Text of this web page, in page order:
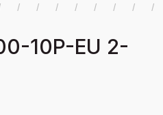
10P-EU 2-